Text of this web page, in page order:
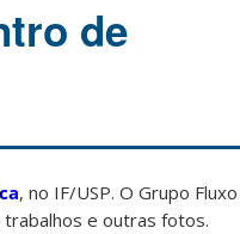
de
, no IF/USP. O Grupo Fluxo
trabalhos e outras fotos.